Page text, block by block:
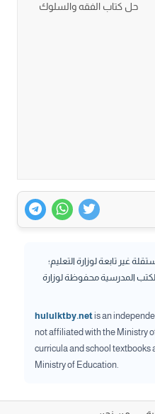
حل كتاب الفقه والسلوك
غير تابعة لوزارة التعليم؛
المدرسية محفوظة لوزارة
hululktby.netis an
not affiliated with the Ministry
curricula and school textbooks
Ministry of Education.